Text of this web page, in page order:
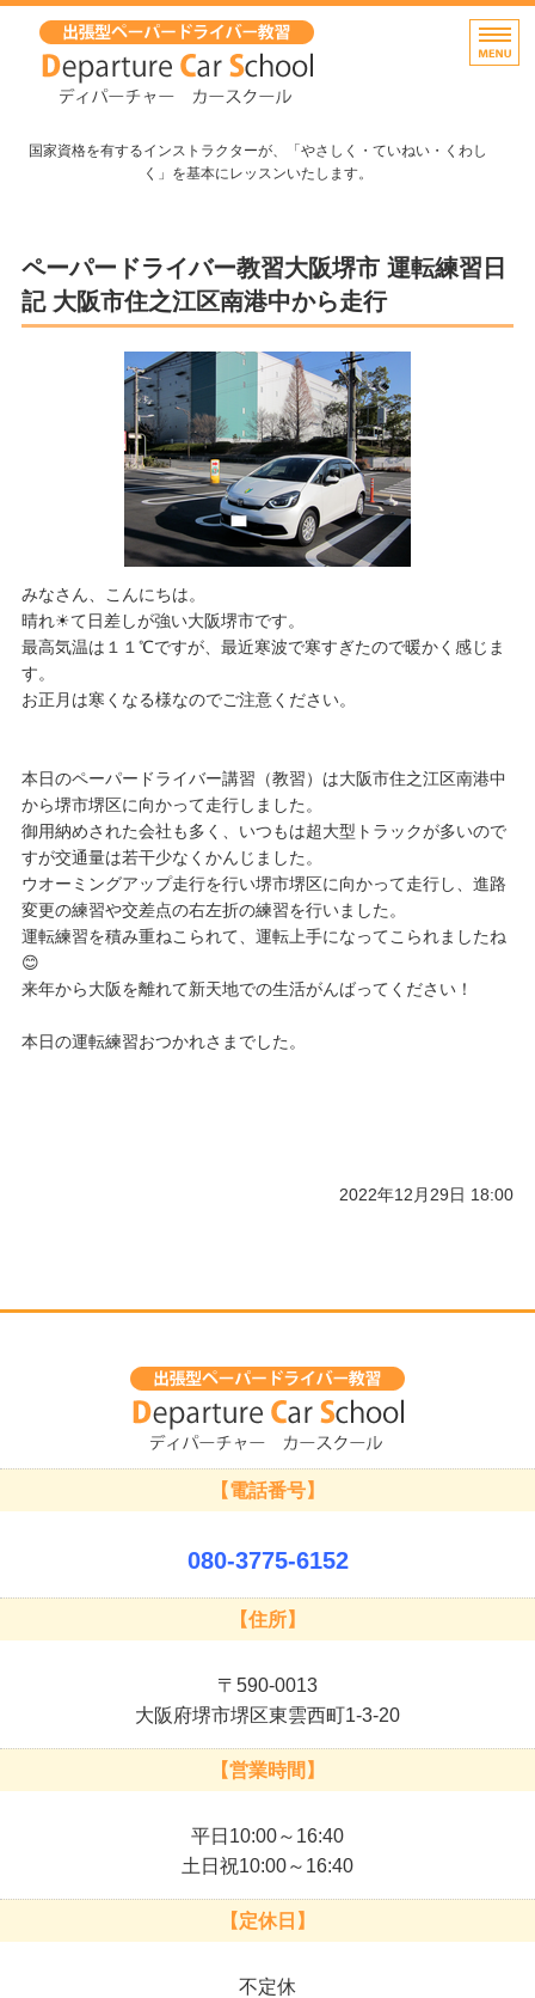
出張無料！大阪府堺市
国家資格を有するインストラクターが、「やさしく・ていねい・くわし
く」を基本にレッスンいたします。
出張教習(講習）・料金
インストラクター紹介
ペーパードライバー教習大阪堺市 運転練習日
記 大阪市住之江区南港中から走行
みなさん、こんにちは。
晴れ☀て日差しが強い大阪堺市です。
最高気温は１１℃ですが、最近寒波で寒すぎたので暖かく感じま
す。
お正月は寒くなる様なのでご注意ください。
本日のペーパードライバー講習（教習）は大阪市住之江区南港中
から堺市堺区に向かって走行しました。
御用納めされた会社も多く、いつもは超大型トラックが多いので
すが交通量は若干少なくかんじました。
ウオーミングアップ走行を行い堺市堺区に向かって走行し、進路
変更の練習や交差点の右左折の練習を行いました。
運転練習を積み重ねこられて、運転上手になってこられましたね
😊
来年から大阪を離れて新天地での生活がんばってください！
本日の運転練習おつかれさまでした。
2022年12月29日 18:00
【電話番号】
080-3775-6152
【住所】
〒590-0013
大阪府堺市堺区東雲西町1-3-20
【営業時間】
平日10:00～16:40
土日祝10:00～16:40
【定休日】
不定休